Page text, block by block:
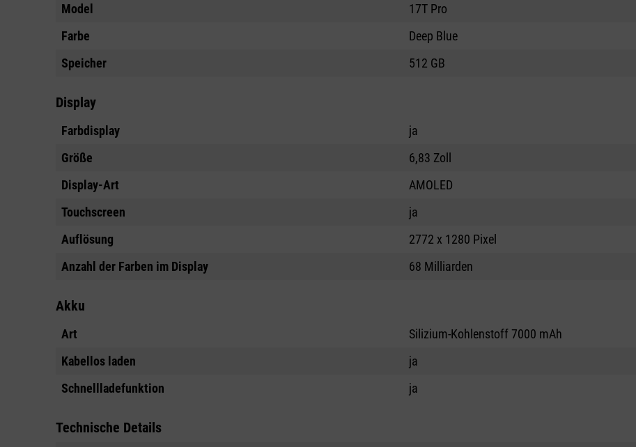
Model
17T Pro
Farbe
Deep Blue
Speicher
512 GB
Display
Farbdisplay
ja
Größe
6,83 Zoll
Display-Art
AMOLED
Touchscreen
ja
Auflösung
2772 x 1280 Pixel
Anzahl der Farben im Display
68 Milliarden
Akku
Art
Silizium-Kohlenstoff 7000 mAh
Kabellos laden
ja
Schnellladefunktion
ja
Technische Details